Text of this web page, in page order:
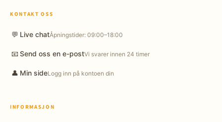
KONTAKT OSS
💬 Live chatÅpningstider: 09:00–18:00
📧Send oss en e-postVi svarer innen 24 timer
👤 Min sideLogg inn på kontoen din
INFORMASJON